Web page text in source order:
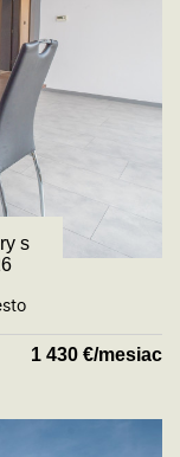
s
1 430 €/mesiac